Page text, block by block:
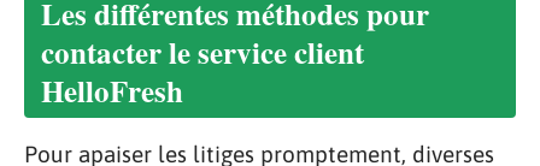
Les différentes méthodes pour
contacter le service client
HelloFresh
Pour apaiser les litiges promptement, diverses